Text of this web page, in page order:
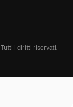
Tutti i diritti riservati.